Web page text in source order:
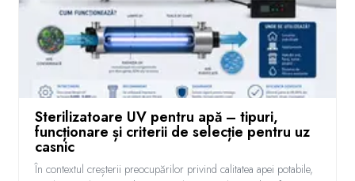
Sterilizatoare UV pentru apă – tipuri,
funcționare și criterii de selecție pentru uz
casnic
În contextul creșterii preocupărilor privind calitatea apei potabile,